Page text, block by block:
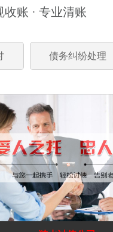
收账 · 专业清账
债务纠纷处理